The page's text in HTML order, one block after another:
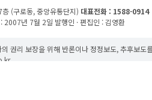
(구로동, 중앙유통단지) 대표전화 : 1588-0914
2007년 7월 2일 발행인 · 편집인 : 김영환
권리 보장을 위해 반론이나 정정보도, 추후보